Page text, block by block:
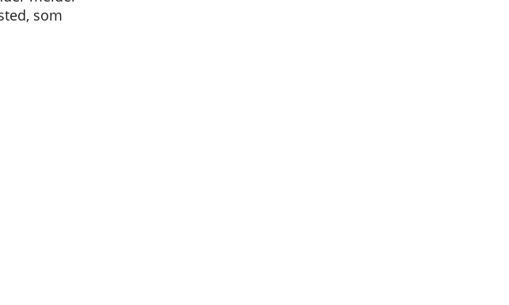
som